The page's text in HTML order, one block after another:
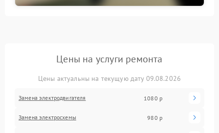
Цены на услуги ремонта
Цены актуальны на текущую дату 09.08.2026
Замена электродвигателя 1080 р
Замена электросхемы 980 р